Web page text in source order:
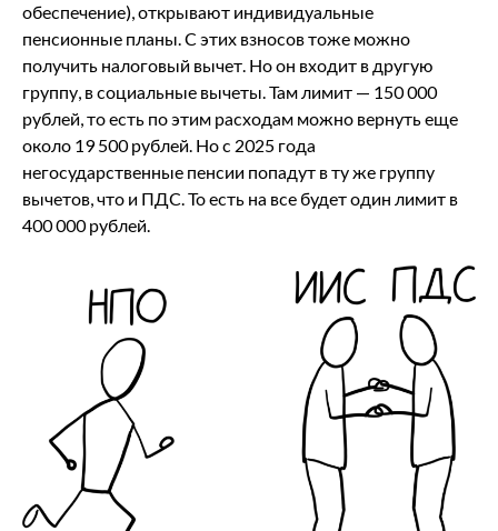
обеспечение), открывают индивидуальные
пенсионные планы. С этих взносов тоже можно
получить налоговый вычет. Но он входит в другую
группу, в социальные вычеты. Там лимит — 150 000
рублей, то есть по этим расходам можно вернуть еще
около 19 500 рублей. Но с 2025 года
негосударственные пенсии попадут в ту же группу
вычетов, что и ПДС. То есть на все будет один лимит в
400 000 рублей.